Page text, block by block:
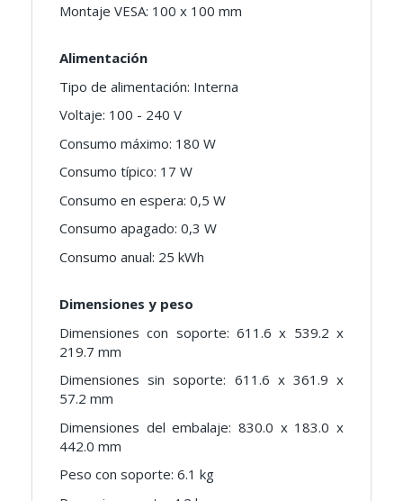
Montaje VESA: 100 x 100 mm
Alimentación
Tipo de alimentación: Interna
Voltaje: 100 - 240 V
Consumo máximo: 180 W
Consumo típico: 17 W
Consumo en espera: 0,5 W
Consumo apagado: 0,3 W
Consumo anual: 25 kWh
Dimensiones y peso
Dimensiones con soporte: 611.6 x 539.2 x
219.7 mm
Dimensiones sin soporte: 611.6 x 361.9 x
57.2 mm
Dimensiones del embalaje: 830.0 x 183.0 x
442.0 mm
Peso con soporte: 6.1 kg